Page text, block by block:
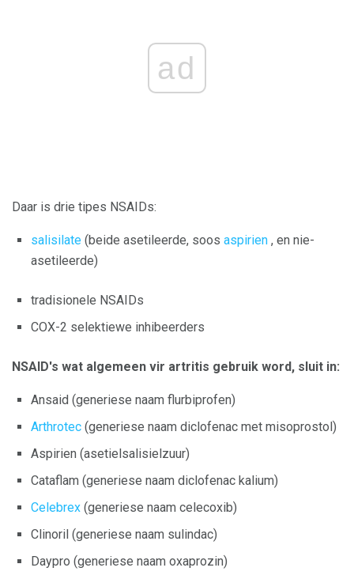
ad
Daar is drie tipes NSAIDs:
salisilate (beide asetileerde, soos aspirien , en nie-
asetileerde)
tradisionele NSAIDs
COX-2 selektiewe inhibeerders
NSAID's wat algemeen vir artritis gebruik word, sluit in:
Ansaid (generiese naam flurbiprofen)
Arthrotec (generiese naam diclofenac met misoprostol)
Aspirien (asetielsalisielzuur)
Cataflam (generiese naam diclofenac kalium)
Celebrex (generiese naam celecoxib)
Clinoril (generiese naam sulindac)
Daypro (generiese naam oxaprozin)